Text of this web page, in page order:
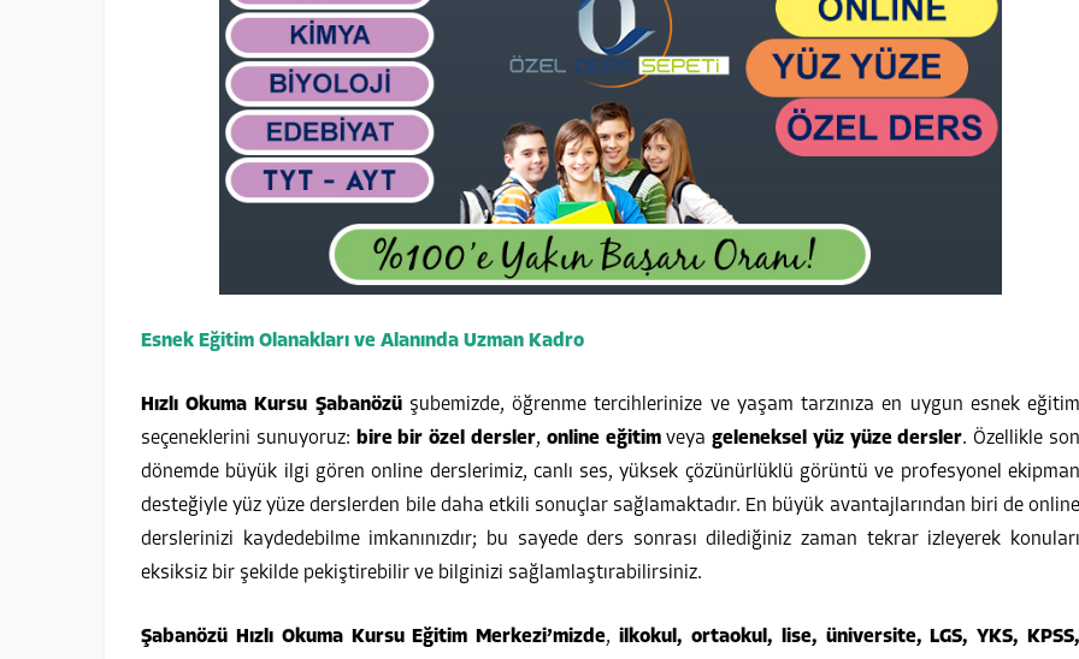
Esnek Eğitim Olanakları ve Alanında Uzman Kadro
Hızlı Okuma Kursu Şabanözüşubemizde, öğrenme tercihlerinize ve yaşam tarzınıza en uygun esnek eğitim
seçeneklerini sunuyoruz: bire bir özel dersler, online eğitimveyageleneksel yüz yüze dersler. Özellikle son
dönemde büyük ilgi gören online derslerimiz, canlı ses, yüksek çözünürlüklü görüntü ve profesyonel ekipman
desteğiyle yüz yüze derslerden bile daha etkili sonuçlar sağlamaktadır. En büyük avantajlarından biri de online
derslerinizi kaydedebilme imkanınızdır; bu sayede ders sonrası dilediğiniz zaman tekrar izleyerek konuları
eksiksiz bir şekilde pekiştirebilir ve bilginizi sağlamlaştırabilirsiniz.
Şabanözü Hızlı Okuma Kursu Eğitim Merkezi’mizde,ilkokul, ortaokul, lise, üniversite, LGS, YKS, KPSS,